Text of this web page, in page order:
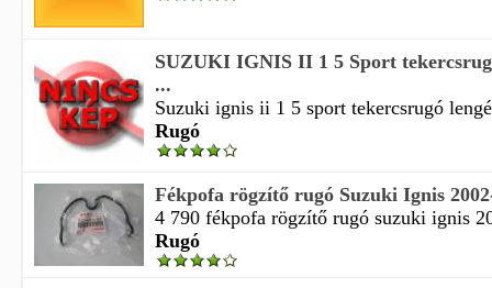
SUZUKI IGNIS II 1 5 Sport
...
Suzuki ignis ii 1 5 sport tekercsrugó
Rugó
Fékpofa rögzítő rugó Suzuki Ignis
4 790 fékpofa rögzítő rugó suzuki ignis
Rugó